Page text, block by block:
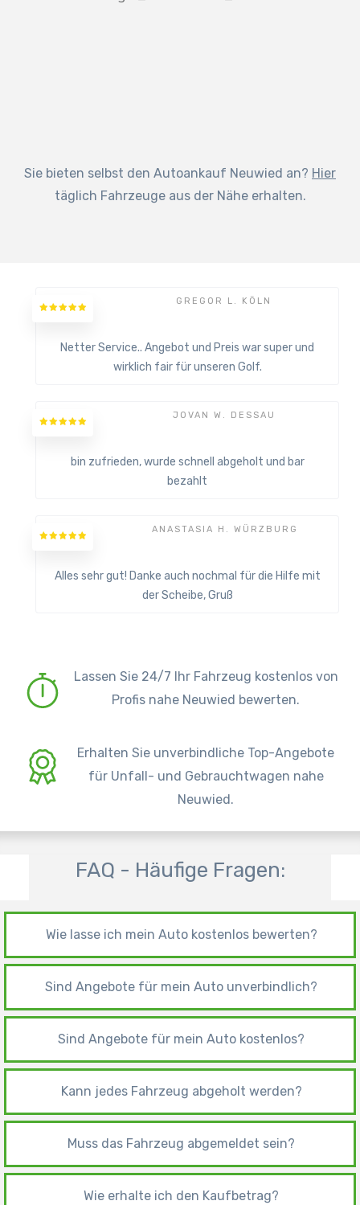
Sie bieten selbst den Autoankauf Neuwied an? Hier
täglich Fahrzeuge aus der Nähe erhalten.
GREGOR L. KÖLN
Netter Service.. Angebot und Preis war super und
wirklich fair für unseren Golf.
JOVAN W. DESSAU
bin zufrieden, wurde schnell abgeholt und bar
bezahlt
ANASTASIA H. WÜRZBURG
Alles sehr gut! Danke auch nochmal für die Hilfe mit
der Scheibe, Gruß
Lassen Sie 24/7 Ihr Fahrzeug kostenlos von
Profis nahe Neuwied bewerten.
Erhalten Sie unverbindliche Top-Angebote
für Unfall- und Gebrauchtwagen nahe
Neuwied.
FAQ - Häufige Fragen:
Wie lasse ich mein Auto kostenlos bewerten?
Sind Angebote für mein Auto unverbindlich?
Sind Angebote für mein Auto kostenlos?
Kann jedes Fahrzeug abgeholt werden?
Muss das Fahrzeug abgemeldet sein?
Wie erhalte ich den Kaufbetrag?